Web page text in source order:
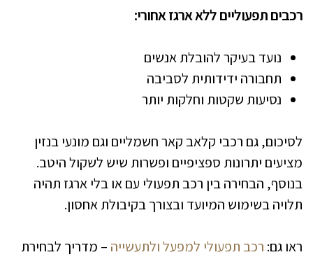
רכבים תפעוליים ללא ארגז אחורי:
נועד בעיקר להובלת אנשים
תחבורה ידידותית לסביבה
נסיעות שקטות וחלקות יותר
לסיכום, גם רכבי קלאב קאר חשמליים וגם מונעי בנזין
מציעים יתרונות ספציפיים ופשרות שיש לשקול היטב.
בנוסף, הבחירה בין רכב תפעולי עם או בלי ארגז תהיה
תלויה בשימוש המיועד ובצורך בקיבולת אחסון.
ראו גם: רכב תפעולי למפעל ולתעשייה – מדריך לבחירת